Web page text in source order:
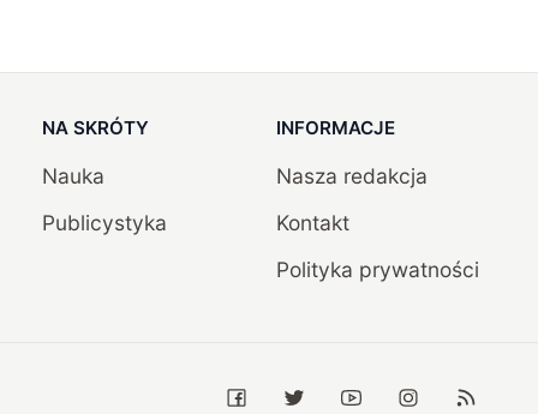
NA SKRÓTY
Nauka
Publicystyka
INFORMACJE
Nasza redakcja
Kontakt
Polityka prywatności